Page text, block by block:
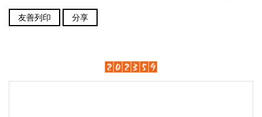
友善列印 分享